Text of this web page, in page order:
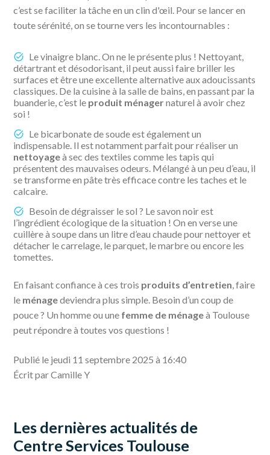
c’est se faciliter la tâche en un clin d'œil. Pour se lancer en
toute sérénité, on se tourne vers les incontournables :
Le vinaigre blanc. On ne le présente plus ! Nettoyant,
détartrant et désodorisant, il peut aussi faire briller les
surfaces et être une excellente alternative aux adoucissants
classiques. De la cuisine à la salle de bains, en passant par la
buanderie, c’est le produit ménagernaturel à avoir chez
soi !
Le bicarbonate de soude est également un
indispensable. Il est notamment parfait pour réaliser un
nettoyageà sec des textiles comme les tapis qui
présentent des mauvaises odeurs. Mélangé à un peu d’eau, il
se transforme en pâte très efficace contre les taches et le
calcaire.
Besoin de dégraisser le sol ? Le savon noir est
l’ingrédient écologique de la situation ! On en verse une
cuillère à soupe dans un litre d’eau chaude pour nettoyer et
détacher le carrelage, le parquet, le marbre ou encore les
tomettes.
En faisant confiance à ces trois produits d’entretien, faire
le ménagedeviendra plus simple. Besoin d’un coup de
pouce ? Un homme ou une femme de ménageà Toulouse
peut répondre à toutes vos questions !
Publié le jeudi 11 septembre 2025 à 16:40
Écrit par Camille Y
Les dernières actualités de
Centre Services Toulouse